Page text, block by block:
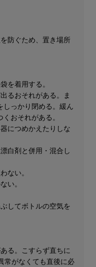
防ぐため、置き場所
を着用する。
るおそれがある。ま
しっかり閉める。緩ん
おそれがある。
につめかえたりしな
白剤と併用・混合し
ない。
い。
してボトルの空気を
る。こすらず直ちに
常がなくても直後に必